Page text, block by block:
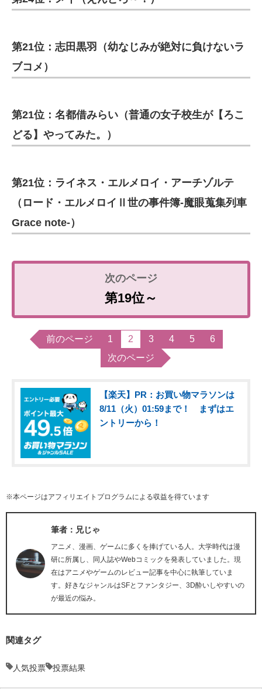
第21位：志田黒羽（幼なじみが絶対に負けないラ
ブコメ）
第21位：名都借みらい（普通の女子校生が【ろこ
どる】やってみた。）
第21位：ライネス・エルメロイ・アーチゾルテ
（ロード・エルメロイⅡ世の事件簿-魔眼蒐集列車
Grace note-）
第19位～
前のページ 1 2 3 4 5
6
次のページ
【楽天】PR：お買い物マラソンは
8/11（火）01:59まで！ まずはエ
ントリーから！
※本ページはアフィリエイトプログラムによる収益を得ています
筆者：兄じゃ
アニメ、漫画、ゲームに多くを捧げている人。大学時代は漫
研に所属し、同人誌やWebコミックを発表していました。現
在はアニメやゲームのレビュー記事を中心に執筆していま
す。好きなジャンルはSFとファンタジー、3D酔いしやすいの
が最近の悩み。
関連タグ
人気投票 投票結果